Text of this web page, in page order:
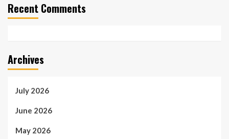
Recent Comments
Archives
July 2026
June 2026
May 2026